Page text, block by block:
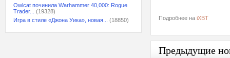
Owlcat починила Warhammer 40,000: Rogue
Trader...
(19328)
Игра в стиле «Джона Уика», новая...
(18850) Подробнее на iXBT
Предыдущие